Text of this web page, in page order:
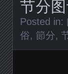
节分
Posted in:
俗, 節分,